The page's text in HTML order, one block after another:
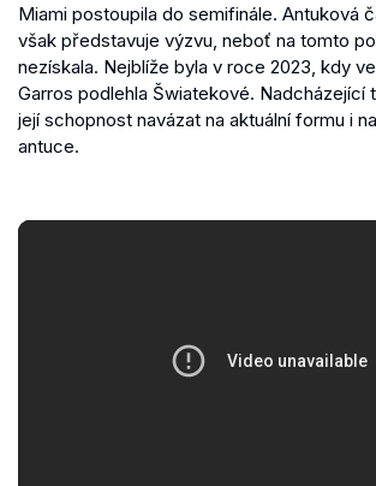
Miami postoupila do semifinále. Antuková
však představuje výzvu, neboť na tomto
nezískala. Nejblíže byla v roce 2023, kdy
Garros podlehla Šwiatekové. Nadcházející
její schopnost navázat na aktuální formu i
antuce.